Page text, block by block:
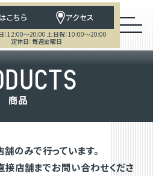
こちら アクセス
：12:00～20:00 土日祝：10:00～20:00
定休日：毎週金曜日
DUCTS
商品
のみで行っています。
店舗までお問い合わせくださ